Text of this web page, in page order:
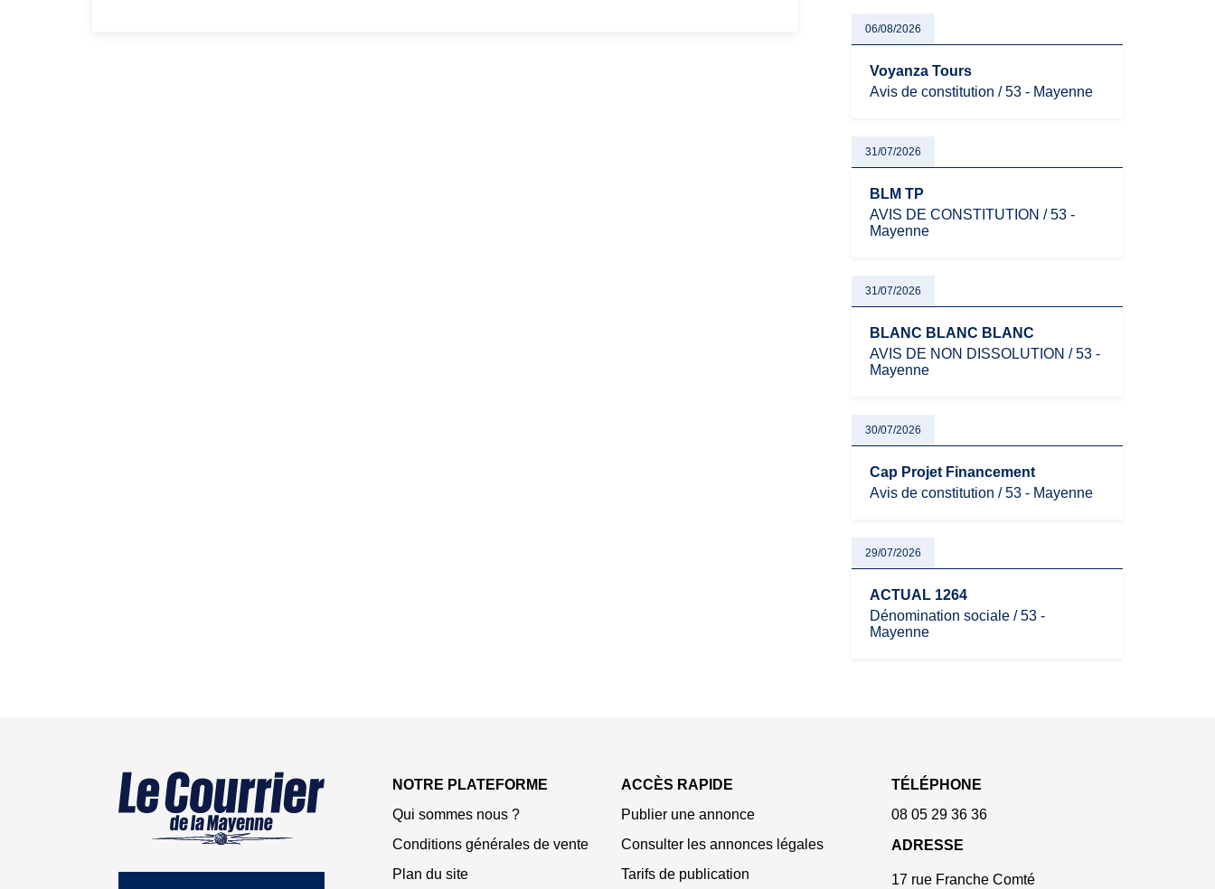
oblige les indépendants à rester
particulièrement vigilants.
06/08/2026
Voyanza Tours
Avis de constitution / 53 - Mayenne
31/07/2026
BLM TP
AVIS DE CONSTITUTION / 53 -
Mayenne
31/07/2026
BLANC BLANC BLANC
AVIS DE NON DISSOLUTION / 53 -
Mayenne
30/07/2026
Cap Projet Financement
Avis de constitution / 53 - Mayenne
29/07/2026
ACTUAL 1264
Dénomination sociale / 53 -
Mayenne
NOTRE PLATEFORME
Qui sommes nous ?
Conditions générales de vente
Plan du site
ACCÈS RAPIDE
Publier une annonce
Consulter les annonces légales
Tarifs de publication
TÉLÉPHONE
08 05 29 36 36
ADRESSE
17 rue Franche Comté